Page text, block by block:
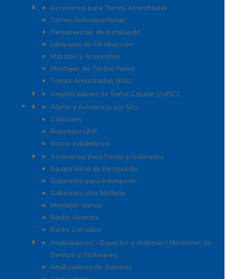
Torres y Mástiles
Accesorios para Torres Arriostradas
Torres Autosoportadas
Herramientas de Instalación
Lámparas de Obstrucción
Mástiles y Accesorios
Montajes de Techo/ Pared
Torres Arriostradas (Kits)
Cobertura para Celular 4G LTE, 3G y Voz
Amplificadores de Señal Celular (AdSC)
Soluciones RITRON
Alerta y Asistencia por Voz
Callboxes
Repetidor UHF
Voceo Inalámbrico
Racks y Gabinetes
Accesorios para Racks y Gabinetes
Equipo Móvil de Resguardo
Gabinetes para Intemperie
Gabinetes Uso Múltiple
Montajes Varios
Racks Abiertos
Racks Cerrados
Equipo de Laboratorio
Analizadores – Espectro y Antenas / Monitores de
Servicio y Softwares
Analizadores de Baterías